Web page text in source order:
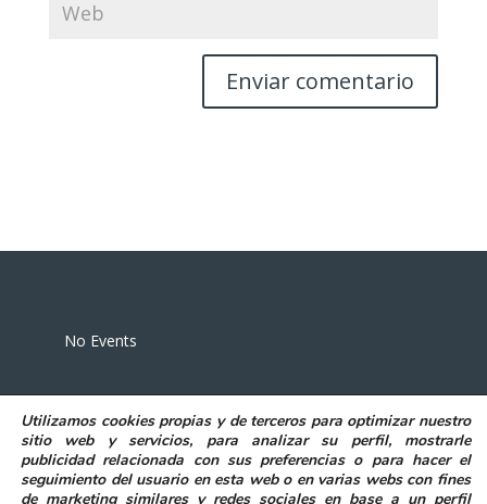
No Events
POLITICA DE PRIVACIDAD
AVISO LEGAL
Utilizamos cookies propias y de terceros para optimizar nuestro
sitio web y servicios, para analizar su perfil, mostrarle
publicidad relacionada con sus preferencias o para hacer el
seguimiento del usuario en esta web o en varias webs con fines
de marketing similares y redes sociales en base a un perfil